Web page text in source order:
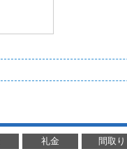
礼金 間取り